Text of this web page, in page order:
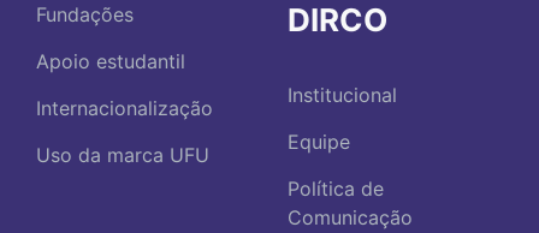
Fundações
Apoio estudantil
Internacionalização
Uso da marca UFU
DIRCO
Institucional
Equipe
Política de
Comunicação